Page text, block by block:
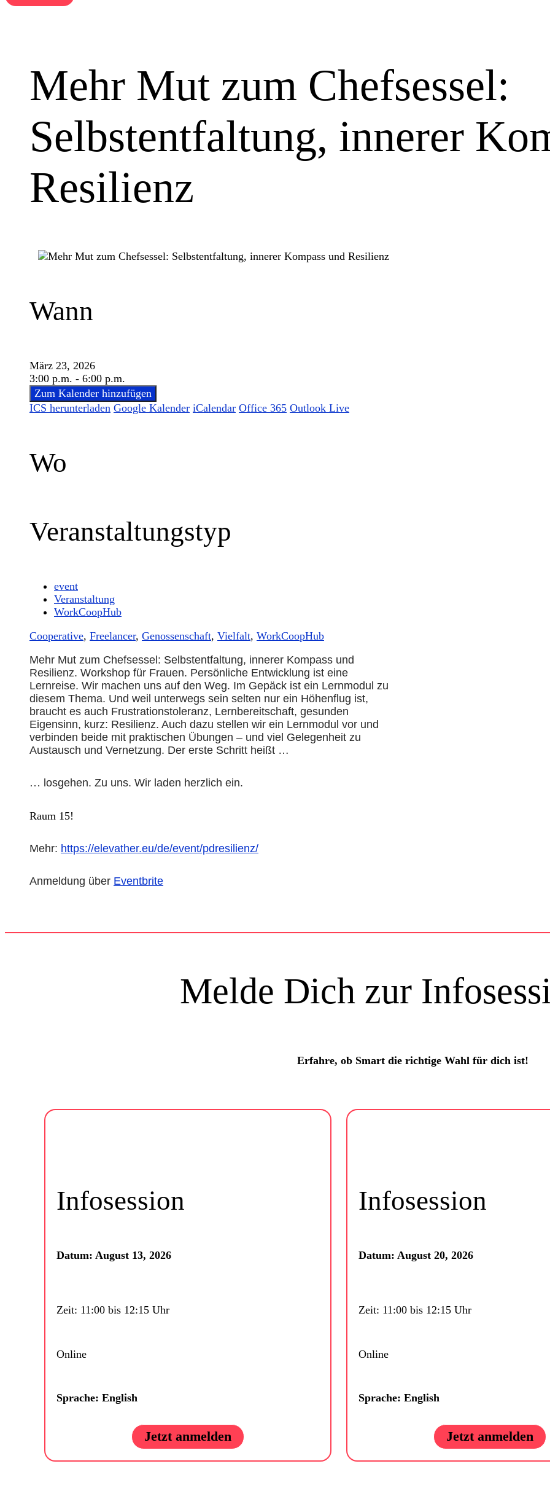
Mehr Mut zum Chefsessel:
Selbstentfaltung, innerer
Resilienz
Wann
März 23, 2026
3:00 p.m. - 6:00 p.m.
Zum Kalender hinzufügen
ICS herunterladen Google Kalender iCalendar Office 365 Outlook Live
Wo
Veranstaltungstyp
event
Veranstaltung
WorkCoopHub
Cooperative, Freelancer, Genossenschaft, Vielfalt, WorkCoopHub
Mehr Mut zum Chefsessel: Selbstentfaltung, innerer Kompass und
Resilienz. Workshop für Frauen. Persönliche Entwicklung ist eine
Lernreise. Wir machen uns auf den Weg. Im Gepäck ist ein Lernmodul zu
diesem Thema. Und weil unterwegs sein selten nur ein Höhenflug ist,
braucht es auch Frustrationstoleranz, Lernbereitschaft, gesunden
Eigensinn, kurz: Resilienz. Auch dazu stellen wir ein Lernmodul vor und
verbinden beide mit praktischen Übungen – und viel Gelegenheit zu
Austausch und Vernetzung. Der erste Schritt heißt …
… losgehen. Zu uns. Wir laden herzlich ein.
Raum 15!
Mehr: https://elevather.eu/de/event/pdresilienz/
Anmeldung über Eventbrite
Melde Dich zur
Erfahre, ob Smart die richtige Wahl für dich ist!
Infosession
Datum: August 13, 2026
Zeit: 11:00 bis 12:15 Uhr
Online
Sprache: English
Jetzt anmelden
Infosession
Datum: August 20, 2026
Zeit: 11:00 bis 12:15 Uhr
Online
Sprache: English
Jetzt anmelden